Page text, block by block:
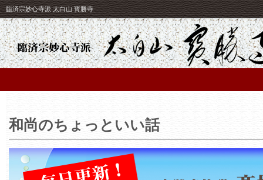
臨済宗妙心寺派 太白山 寳勝寺
和尚のちょっといい話